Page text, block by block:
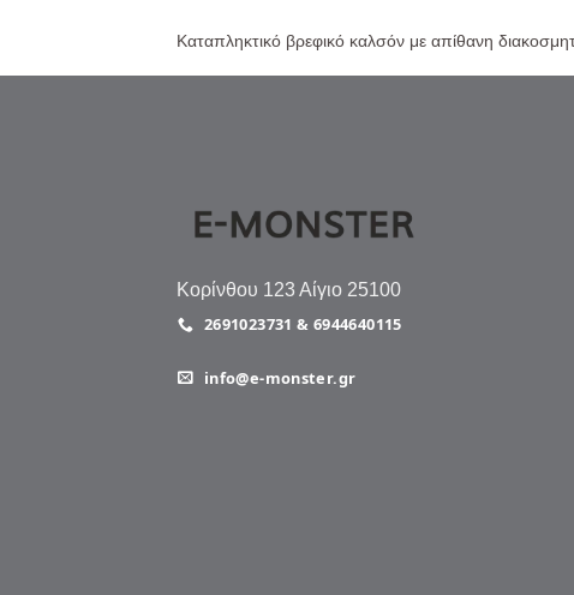
Καταπληκτικό βρεφικό καλσόν με απίθανη
Κορίνθου 123 Αίγιο 25100
2691023731 & 6944640115
info@e-monster.gr